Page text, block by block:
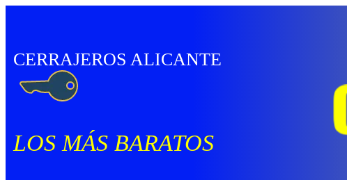
CERRAJEROS ALICANTE
LOS MÁS BARATOS